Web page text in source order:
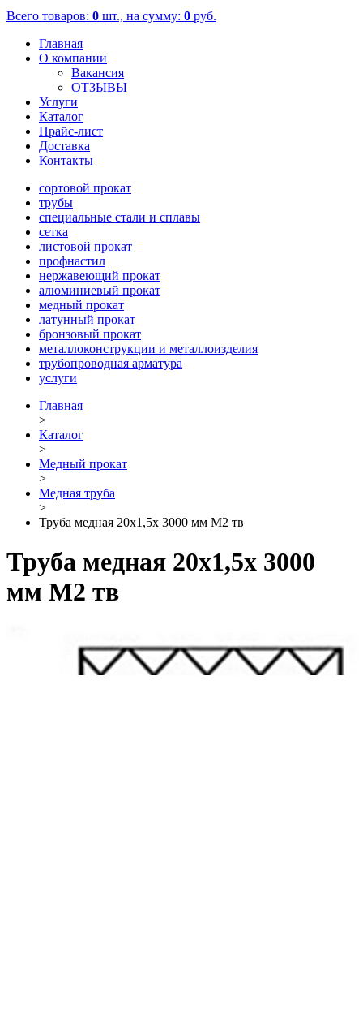
Всего товаров: 0 шт., на сумму: 0 руб.
Главная
О компании
Вакансия
ОТЗЫВЫ
Услуги
Каталог
Прайс-лист
Доставка
Контакты
сортовой прокат
трубы
специальные стали и сплавы
сетка
листовой прокат
профнастил
нержавеющий прокат
алюминиевый прокат
медный прокат
латунный прокат
бронзовый прокат
металлоконструкции и металлоизделия
трубопроводная арматура
услуги
Главная
>
Каталог
>
Медный прокат
>
Медная труба
>
Труба медная 20х1,5х 3000 мм М2 тв
Труба медная 20х1,5х 3000
мм М2 тв